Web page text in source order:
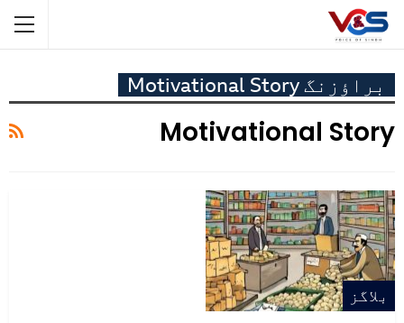
براؤزنگ Motivational Story
Motivational Story
بلاگز